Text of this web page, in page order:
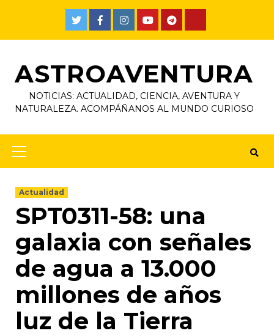
ASTROAVENTURA
NOTICIAS: ACTUALIDAD, CIENCIA, AVENTURA Y
NATURALEZA. ACOMPÁÑANOS AL MUNDO CURIOSO
Actualidad
SPT0311-58: una
galaxia con señales
de agua a 13.000
millones de años
luz de la Tierra